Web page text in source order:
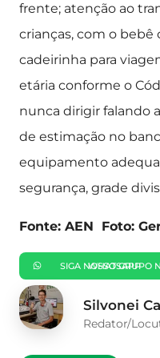
frente; atenção ao
crianças, com o bebê
cadeirinha para
etária conforme o
nunca dirigir falando
de estimação no
equipamento
segurança, grade
Fonte: AEN Foto:
SIGA NOSSO GRUPO NO WHATSAPP
Silvonei
Redator/